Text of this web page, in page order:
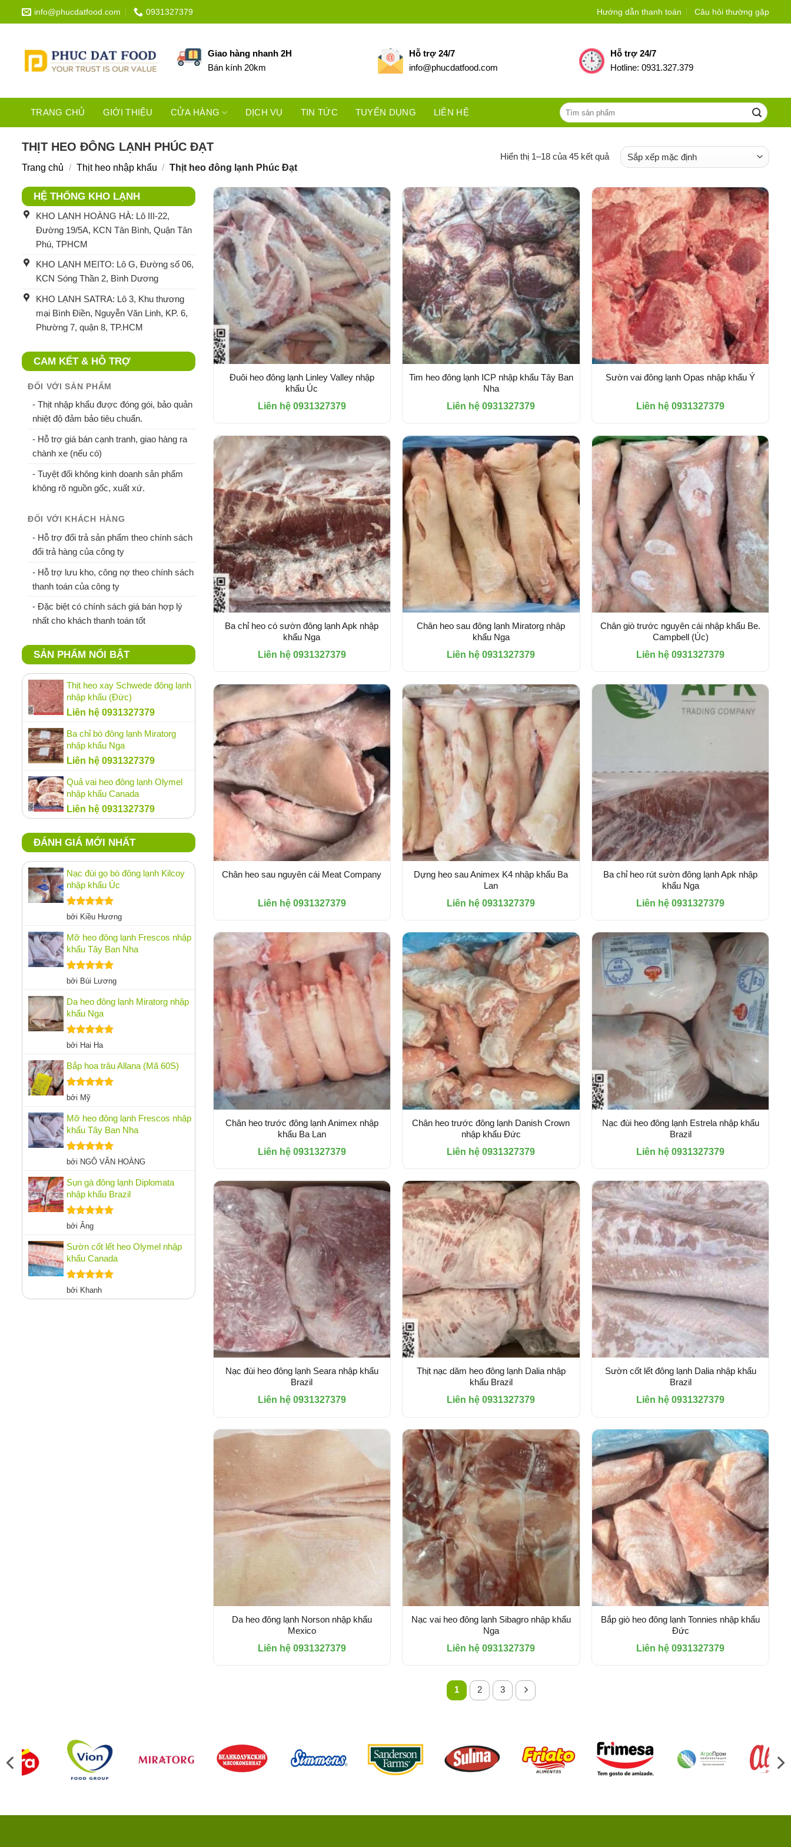
qua
info@phucdatfood.com 0931327379 Hướng dẫn thanh toán Câu hỏi thường gặp
Giao hàng nhanh 2H
Bán kính 20km
Hỗ trợ 24/7
info@phucdatfood.com
Hỗ trợ 24/7
Hotline: 0931.327.379
TRANG CHỦ GIỚI THIỆU CỬA HÀNG DỊCH VỤ TIN TỨC TUYỂN DỤNG LIÊN HỆ
Tìm
kiếm:
THỊT HEO ĐÔNG LẠNH PHÚC ĐẠT
Trang chủ / Thịt heo nhập khẩu / Thịt heo đông lạnh Phúc Đạt
Hiển thị 1–18 của 45 kết quả
HỆ THỐNG KHO LẠNH
KHO LẠNH HOÀNG HÀ: Lô III-22,
Đường 19/5A, KCN Tân Bình, Quận Tân
Phú, TPHCM
KHO LẠNH MEITO: Lô G, Đường số 06,
KCN Sóng Thần 2, Bình Dương
KHO LẠNH SATRA: Lô 3, Khu thương
mại Bình Điền, Nguyễn Văn Linh, KP. 6,
Phường 7, quận 8, TP.HCM
CAM KẾT & HỖ TRỢ
ĐỐI VỚI SẢN PHẨM
- Thịt nhập khẩu được đóng gói, bảo quản
nhiệt độ đảm bảo tiêu chuẩn.
- Hỗ trợ giá bán cạnh tranh, giao hàng ra
chành xe (nếu có)
- Tuyệt đối không kinh doanh sản phẩm
không rõ nguồn gốc, xuất xứ.
ĐỐI VỚI KHÁCH HÀNG
- Hỗ trợ đổi trả sản phẩm theo chính sách
đổi trả hàng của công ty
- Hỗ trợ lưu kho, công nợ theo chính sách
thanh toán của công ty
- Đặc biệt có chính sách giá bán hợp lý
nhất cho khách thanh toán tốt
SẢN PHẨM NỔI BẬT
Thịt heo xay Schwede đông lạnh
nhập khẩu (Đức)
Liên hệ 0931327379
Ba chỉ bò đông lạnh Miratorg
nhập khẩu Nga
Liên hệ 0931327379
Quả vai heo đông lạnh Olymel
nhập khẩu Canada
Liên hệ 0931327379
ĐÁNH GIÁ MỚI NHẤT
Nạc đùi gọ bò đông lạnh Kilcoy
nhập khẩu Úc
Được xếp
sao
bởi Kiều Hương
Mỡ heo đông lạnh Frescos nhập
khẩu Tây Ban Nha
Được xếp
sao
bởi Bùi Lương
Da heo đông lạnh Miratorg nhập
khẩu Nga
Được xếp
sao
bởi Hai Ha
Bắp hoa trâu Allana (Mã 60S)
Được xếp
hạng
sao
bởi Mỹ
Mỡ heo đông lạnh Frescos nhập
khẩu Tây Ban Nha
Được xếp
sao
bởi NGÔ VĂN HOÀNG
Sụn gà đông lạnh Diplomata
nhập khẩu Brazil
Được xếp
5
sao
bởi Âng
Sườn cốt lết heo Olymel nhập
khẩu Canada
Được xếp
hạng55
bởi Khanh
Đuôi heo đông lạnh Linley Valley nhập
khẩu Úc
Liên hệ 0931327379
Tim heo đông lạnh ICP nhập khẩu Tây Ban
Nha
Liên hệ 0931327379
Sườn vai đông lạnh Opas nhập khẩu Ý
Liên hệ 0931327379
Ba chỉ heo có sườn đông lạnh Apk nhập
khẩu Nga
Liên hệ 0931327379
Chân heo sau đông lạnh Miratorg nhập
khẩu Nga
Liên hệ 0931327379
Chân giò trước nguyên cái nhập khẩu Be.
Campbell (Úc)
Liên hệ 0931327379
Chân heo sau nguyên cái Meat Company
Liên hệ 0931327379
Dựng heo sau Animex K4 nhập khẩu Ba
Lan
Liên hệ 0931327379
Ba chỉ heo rút sườn đông lạnh Apk nhập
khẩu Nga
Liên hệ 0931327379
Chân heo trước đông lạnh Animex nhập
khẩu Ba Lan
Liên hệ 0931327379
Chân heo trước đông lạnh Danish Crown
nhập khẩu Đức
Liên hệ 0931327379
Nạc đùi heo đông lạnh Estrela nhập khẩu
Brazil
Liên hệ 0931327379
Nạc đùi heo đông lạnh Seara nhập khẩu
Brazil
Liên hệ 0931327379
Thịt nạc dăm heo đông lạnh Dalia nhập
khẩu Brazil
Liên hệ 0931327379
Sườn cốt lết đông lạnh Dalia nhập khẩu
Brazil
Liên hệ 0931327379
Da heo đông lạnh Norson nhập khẩu
Mexico
Liên hệ 0931327379
Nạc vai heo đông lạnh Sibagro nhập khẩu
Nga
Liên hệ 0931327379
Bắp giò heo đông lạnh Tonnies nhập khẩu
Đức
Liên hệ 0931327379
1 2 3